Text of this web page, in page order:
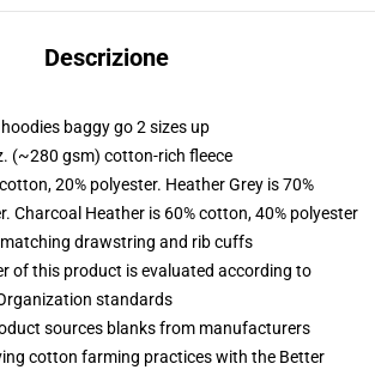
Descrizione
baggy go 2 sizes up
(~280 gsm) cotton-rich fleece
20% polyester. Heather Grey is 70%
Charcoal Heather is 60% cotton, 40% polyester
drawstring and rib cuffs
of this product is evaluated according to
standards
sources blanks from manufacturers
cotton farming practices with the Better